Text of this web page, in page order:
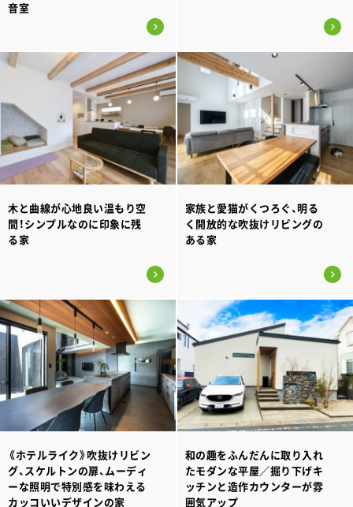
音室
木と曲線が心地良い温もり空
間！シンプルなのに印象に残
る家
家族と愛猫がくつろぐ、明る
く開放的な吹抜けリビングの
ある家
《ホテルライク》吹抜けリビン
グ、スケルトンの扉、ムーディ
ーな照明で特別感を味わえる
カッコいいデザインの家
和の趣をふんだんに取り入れ
たモダンな平屋／掘り下げキ
ッチンと造作カウンターが雰
囲気アップ